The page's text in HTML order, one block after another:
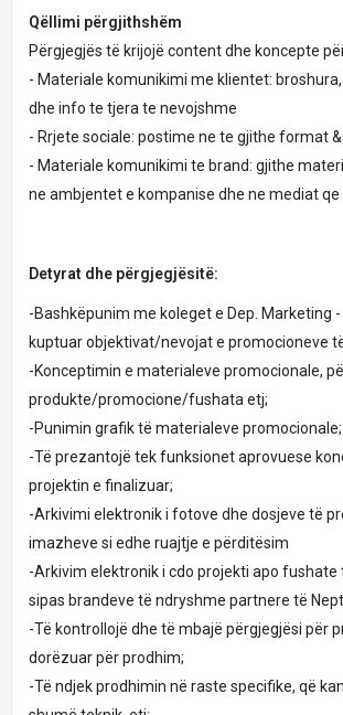
Qëllimi përgjithshëm
Përgjegjës të krijojë content dhe koncepte
- Materiale komunikimi me klientet:
dhe info te tjera te nevojshme
- Rrjete sociale: postime ne te gjithe format
- Materiale komunikimi te brand: gjithe
ne ambjentet e kompanise dhe ne mediat qe
Detyrat dhe përgjegjësitë:
-Bashkëpunim me koleget e Dep. Marketing
kuptuar objektivat/nevojat e promocioneve
-Konceptimin e materialeve promocionale,
produkte/promocione/fushata etj;
-Punimin grafik të materialeve promocionale;
-Të prezantojë tek funksionet aprovuese
projektin e finalizuar;
-Arkivimi elektronik i fotove dhe dosjeve të
imazheve si edhe ruajtje e përditësim
-Arkivim elektronik i cdo projekti apo
sipas brandeve të ndryshme partnere të
-Të kontrollojë dhe të mbajë përgjegjësi për
dorëzuar për prodhim;
-Të ndjek prodhimin në raste specifike, që